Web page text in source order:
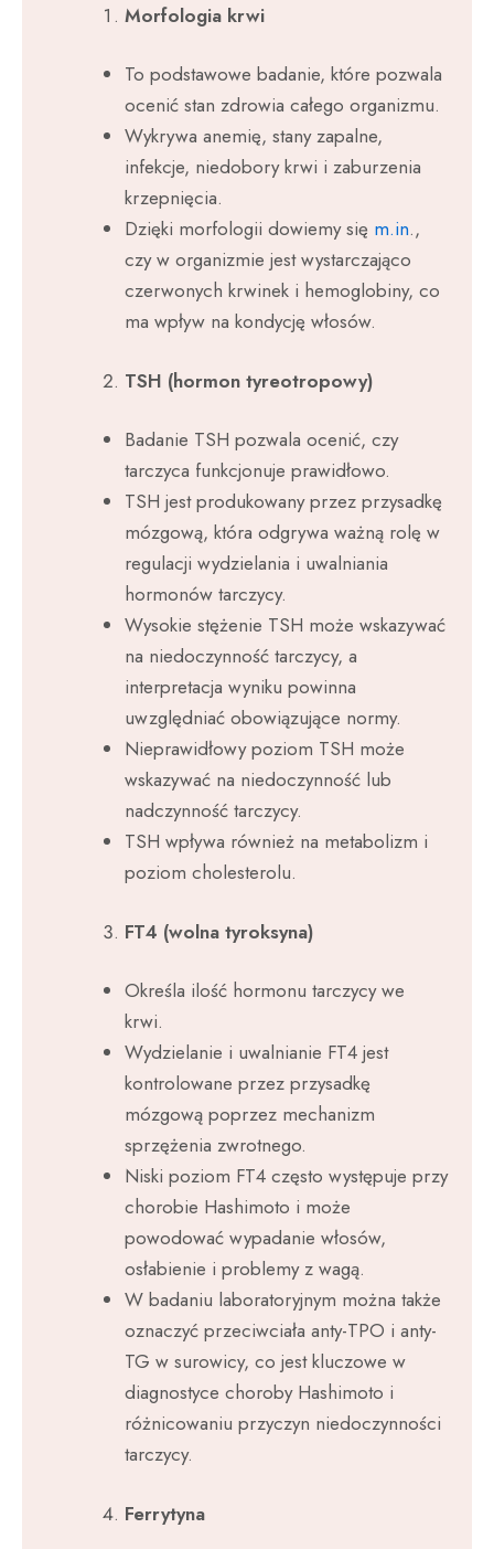
Morfologia krwi
To podstawowe badanie, które pozwala
ocenić stan zdrowia całego organizmu.
Wykrywa anemię, stany zapalne,
infekcje, niedobory krwi i zaburzenia
krzepnięcia.
Dzięki morfologii dowiemy się m.in.,
czy w organizmie jest wystarczająco
czerwonych krwinek i hemoglobiny, co
ma wpływ na kondycję włosów.
TSH (hormon tyreotropowy)
Badanie TSH pozwala ocenić, czy
tarczyca funkcjonuje prawidłowo.
TSH jest produkowany przez przysadkę
mózgową, która odgrywa ważną rolę w
regulacji wydzielania i uwalniania
hormonów tarczycy.
Wysokie stężenie TSH może wskazywać
na niedoczynność tarczycy, a
interpretacja wyniku powinna
uwzględniać obowiązujące normy.
Nieprawidłowy poziom TSH może
wskazywać na niedoczynność lub
nadczynność tarczycy.
TSH wpływa również na metabolizm i
poziom cholesterolu.
FT4 (wolna tyroksyna)
Określa ilość hormonu tarczycy we
krwi.
Wydzielanie i uwalnianie FT4 jest
kontrolowane przez przysadkę
mózgową poprzez mechanizm
sprzężenia zwrotnego.
Niski poziom FT4 często występuje przy
chorobie Hashimoto i może
powodować wypadanie włosów,
osłabienie i problemy z wagą.
W badaniu laboratoryjnym można także
oznaczyć przeciwciała anty-TPO i anty-
TG w surowicy, co jest kluczowe w
diagnostyce choroby Hashimoto i
różnicowaniu przyczyn niedoczynności
tarczycy.
Ferrytyna